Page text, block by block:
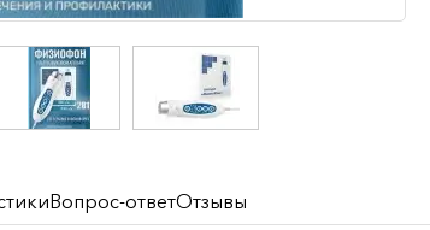
Вопрос-ответОтзывы